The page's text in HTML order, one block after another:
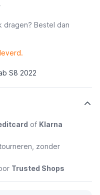
dragen? Bestel dan
S8 2022
of Klarna
zonder
Trusted Shops